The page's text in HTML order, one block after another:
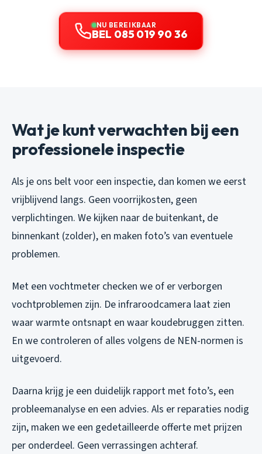
NU BEREIKBAAR
BEL 085 019 90 36
Wat je kunt verwachten bij een
professionele inspectie
Als je ons belt voor een inspectie, dan komen we eerst
vrijblijvend langs. Geen voorrijkosten, geen
verplichtingen. We kijken naar de buitenkant, de
binnenkant (zolder), en maken foto’s van eventuele
problemen.
Met een vochtmeter checken we of er verborgen
vochtproblemen zijn. De infraroodcamera laat zien
waar warmte ontsnapt en waar koudebruggen zitten.
En we controleren of alles volgens de NEN-normen is
uitgevoerd.
Daarna krijg je een duidelijk rapport met foto’s, een
probleemanalyse en een advies. Als er reparaties nodig
zijn, maken we een gedetailleerde offerte met prijzen
per onderdeel. Geen verrassingen achteraf.